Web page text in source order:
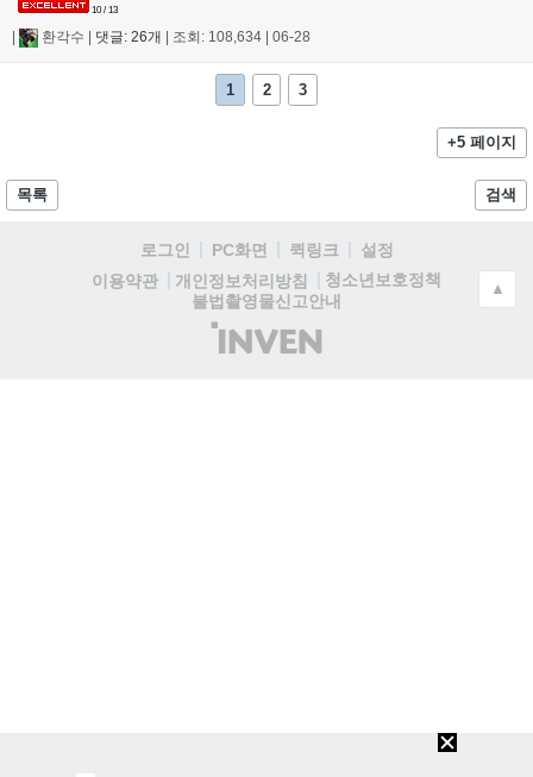
10 / 13
환각수 댓글: 26개 조회: 108,634 06-28
1 2 3
+5 페이지
목록 검색
로그인 PC화면 퀵링크
설정
이용약관
개인정보처리방침
청소년보호정책
불법촬영물신고안내
(주)
인
▲